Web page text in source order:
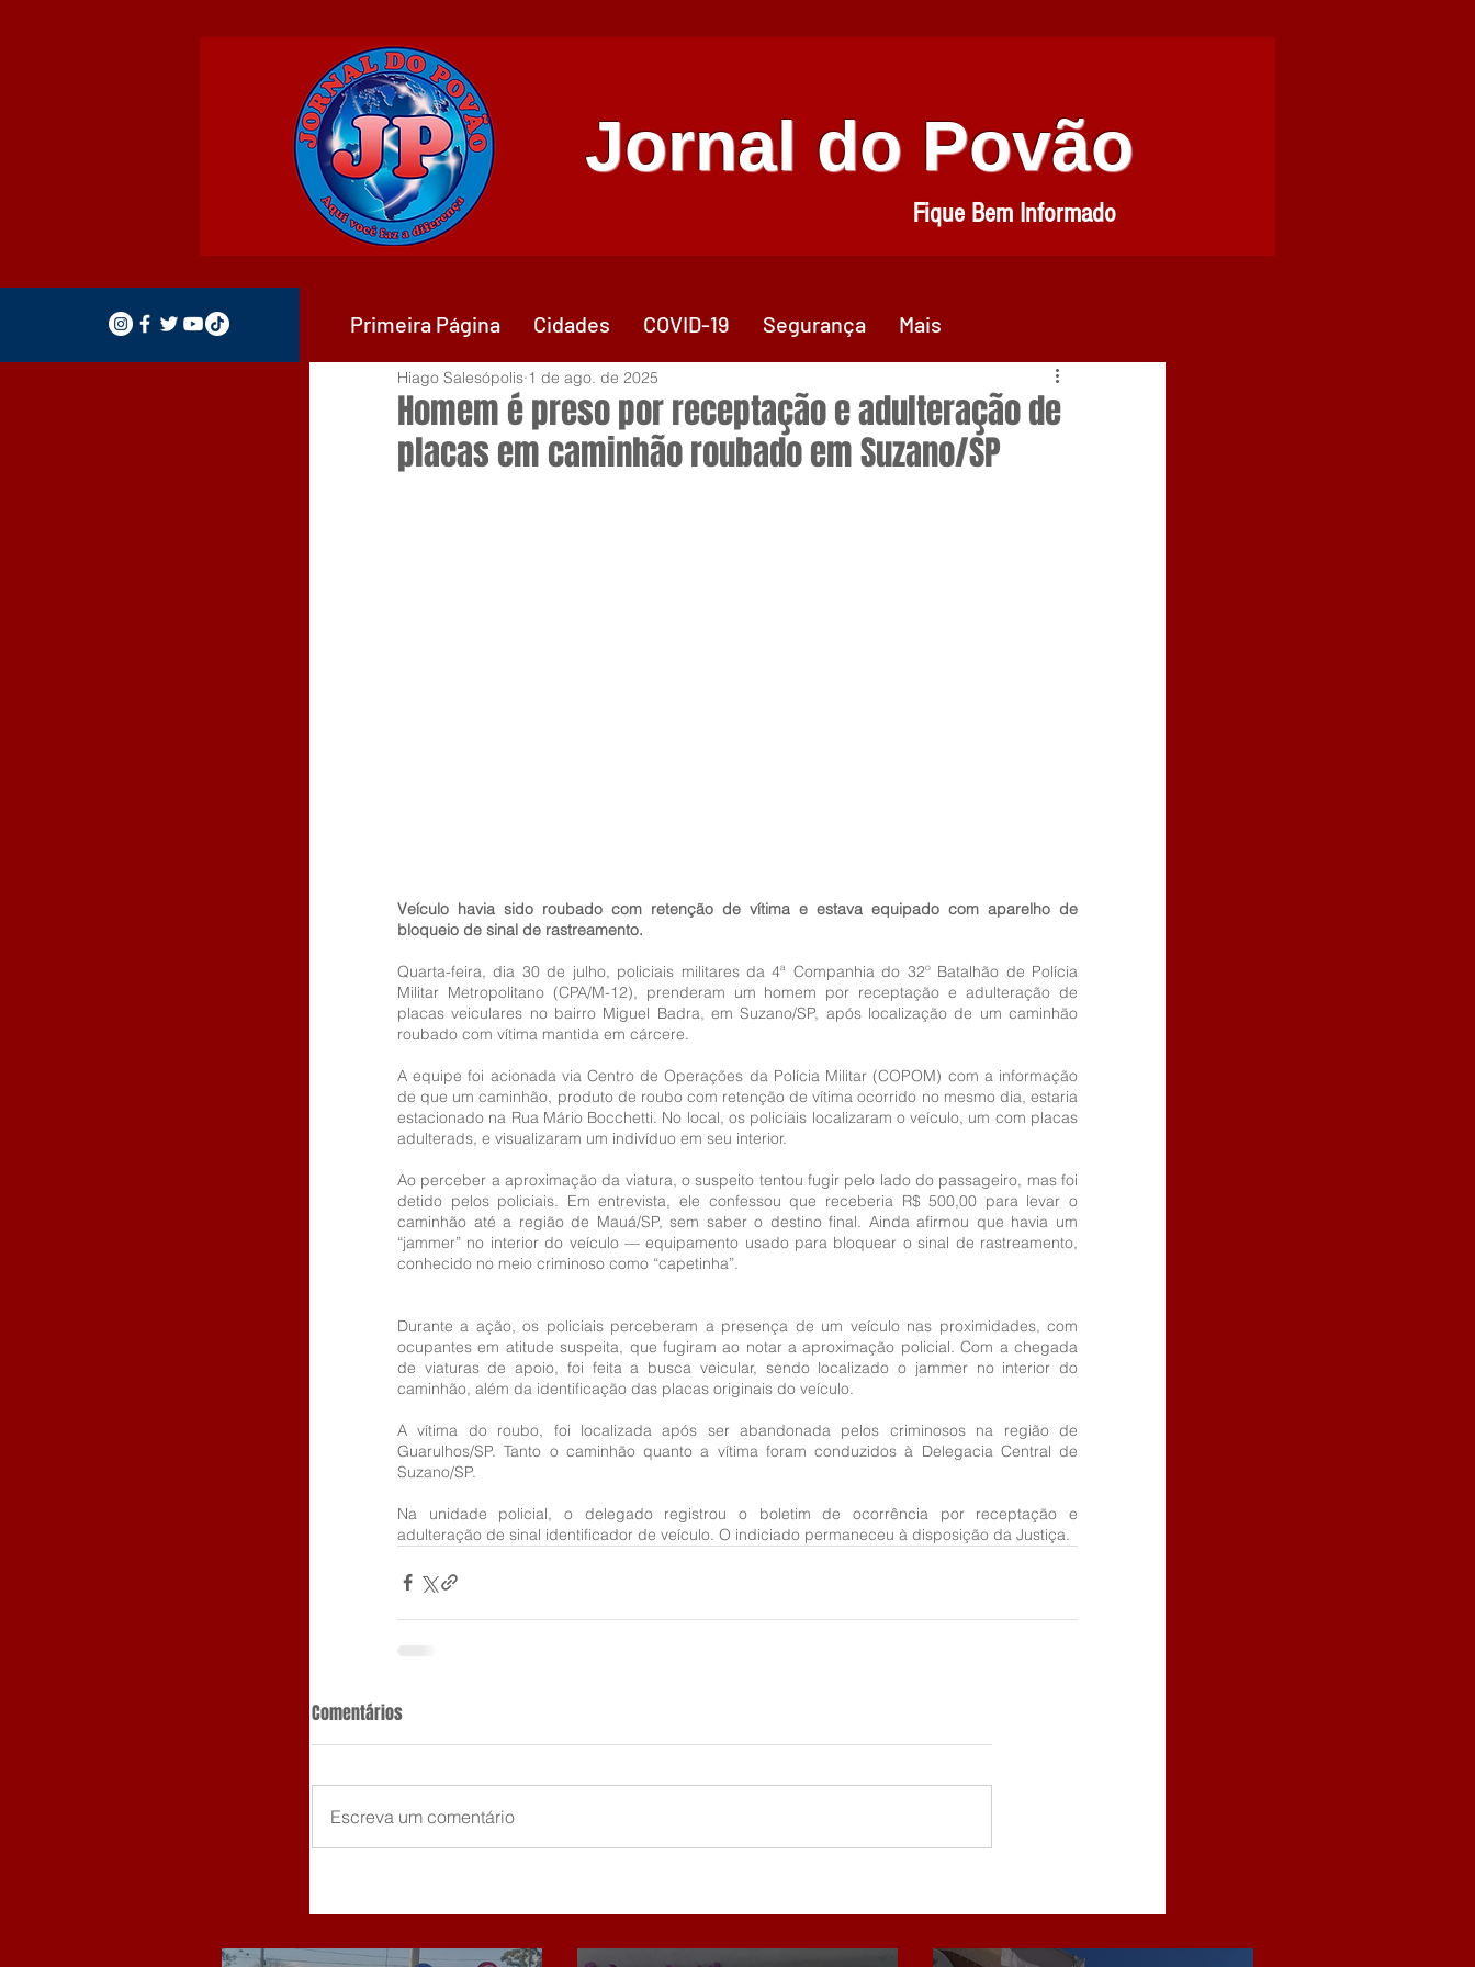
Jornal do Povão
Fique Bem Informado
Homem é preso por receptação e adulteração de
placas em caminhão roubado em Suzano/SP
Hiago Salesópolis 1 de ago. de 2025
Veículo havia sido roubado com retenção de vítima e estava equipado com aparelho de
bloqueio de sinal de rastreamento.
Quarta-feira, dia 30 de julho, policiais militares da 4ª Companhia do 32º Batalhão de Polícia
Militar Metropolitano (CPA/M-12), prenderam um homem por receptação e adulteração de
placas veiculares no bairro Miguel Badra, em Suzano/SP, após localização de um caminhão
roubado com vítima mantida em cárcere.
A equipe foi acionada via Centro de Operações da Polícia Militar (COPOM) com a informação
de que um caminhão, produto de roubo com retenção de vítima ocorrido no mesmo dia, estaria
estacionado na Rua Mário Bocchetti. No local, os policiais localizaram o veículo, um com placas
adulterads, e visualizaram um indivíduo em seu interior.
Ao perceber a aproximação da viatura, o suspeito tentou fugir pelo lado do passageiro, mas foi
detido pelos policiais. Em entrevista, ele confessou que receberia R$ 500,00 para levar o
caminhão até a região de Mauá/SP, sem saber o destino final. Ainda afirmou que havia um
“jammer” no interior do veículo — equipamento usado para bloquear o sinal de rastreamento,
conhecido no meio criminoso como “capetinha”.
Durante a ação, os policiais perceberam a presença de um veículo nas proximidades, com
ocupantes em atitude suspeita, que fugiram ao notar a aproximação policial. Com a chegada
de viaturas de apoio, foi feita a busca veicular, sendo localizado o jammer no interior do
caminhão, além da identificação das placas originais do veículo.
A vítima do roubo, foi localizada após ser abandonada pelos criminosos na região de
Guarulhos/SP. Tanto o caminhão quanto a vítima foram conduzidos à Delegacia Central de
Suzano/SP.
Na unidade policial, o delegado registrou o boletim de ocorrência por receptação e
adulteração de sinal identificador de veículo. O indiciado permaneceu à disposição da Justiça.
Comentários
Escreva um comentário
Primeira Página Cidades COVID-19 Segurança Mais